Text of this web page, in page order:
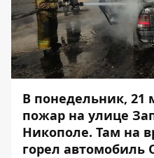
В понедельник, 21
пожар на улице
Никополе. Там на
горел автомобиль